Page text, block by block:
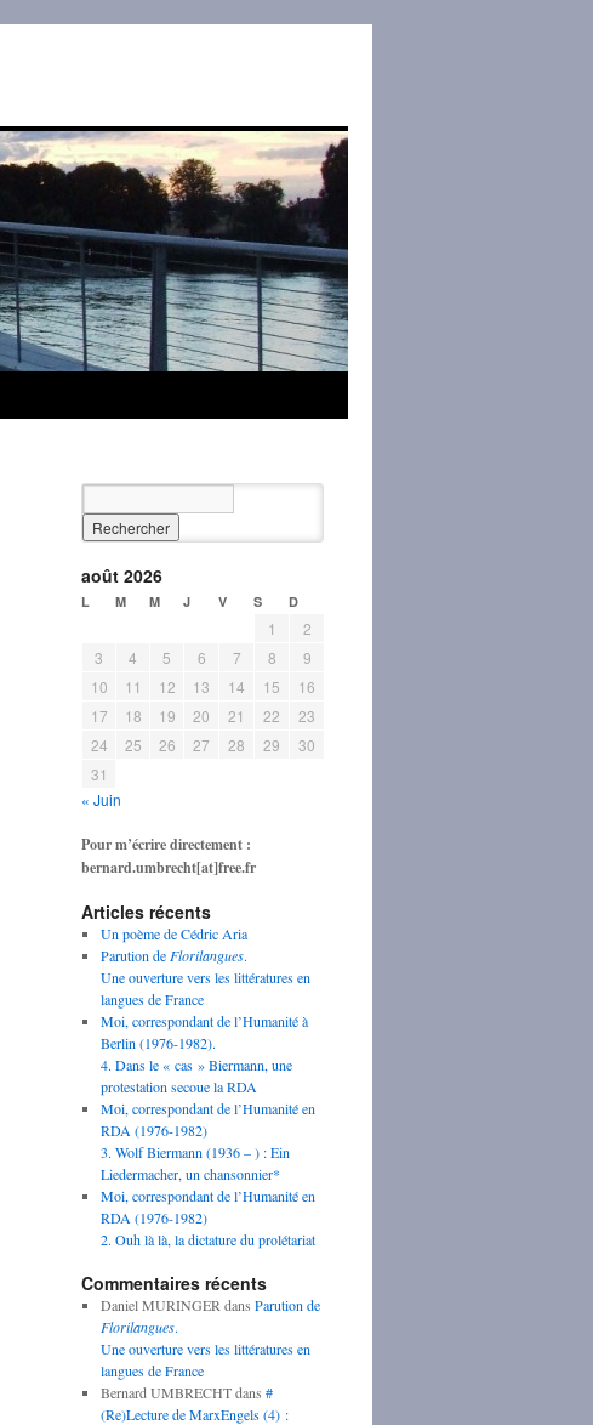
août 2026
L M M J V S D
1
2
3
4 5 6 7 8
9
10
11 12 13 14 15
16
17
18 19 20 21 22
23
24
25 26 27 28 29
30
31
« Juin
Pour m’écrire directement :
bernard.umbrecht[at]free.fr
Articles récents
Un poème de Cédric Aria
Parution de Florilangues.
Une ouverture vers les littératures en
langues de France
Moi, correspondant de l’Humanité à
Berlin (1976-1982).
4. Dans le « cas » Biermann, une
protestation secoue la RDA
Moi, correspondant de l’Humanité en
RDA (1976-1982)
3. Wolf Biermann (1936 – ) : Ein
Liedermacher, un chansonnier*
Moi, correspondant de l’Humanité en
RDA (1976-1982)
2. Ouh là là, la dictature du prolétariat
Commentaires récents
Daniel MURINGER dans Parution de
Florilangues.
Une ouverture vers les littératures en
langues de France
Bernard UMBRECHTdans #
(Re)Lecture de MarxEngels (4) :